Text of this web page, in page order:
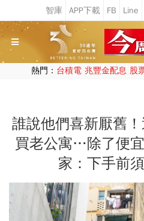
熱門： 台積電 兆豐金配息 股
誰說他們喜新厭舊
買老公寓…除了便
家：下手前